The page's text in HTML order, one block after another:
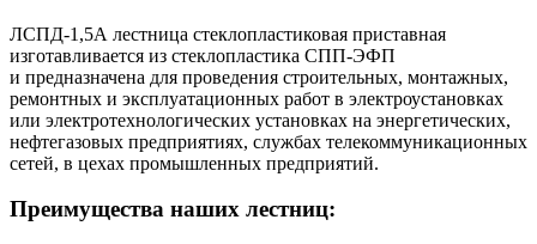
ЛСПД-1,5А лестница стеклопластиковая приставная
изготавливается из стеклопластика СПП-ЭФП
и предназначена для проведения строительных, монтажных,
ремонтных и эксплуатационных работ в электроустановках
или электротехнологических установках на энергетических,
нефтегазовых предприятиях, службах телекоммуникационных
сетей, в цехах промышленных предприятий.
Преимущества наших лестниц: